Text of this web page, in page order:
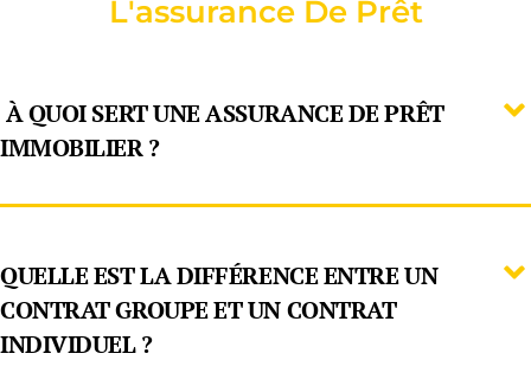
L'assurance De Prêt
À QUOI SERT UNE ASSURANCE DE PRÊT
IMMOBILIER ?
QUELLE EST LA DIFFÉRENCE ENTRE UN
CONTRAT GROUPE ET UN CONTRAT
INDIVIDUEL ?